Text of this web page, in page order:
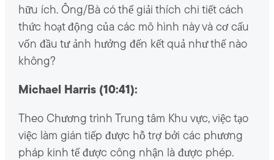
hữu ích. Ông/Bà có thể giải thích chi tiết cách
thức hoạt động của các mô hình này và cơ cấu
vốn đầu tư ảnh hưởng đến kết quả như thế nào
không?
Michael Harris (10:41):
Theo Chương trình Trung tâm Khu vực, việc tạo
việc làm gián tiếp được hỗ trợ bởi các phương
pháp kinh tế được công nhận là được phép.